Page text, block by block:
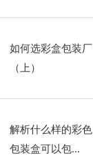
如何选彩盒包装厂
（上）
解析什么样的彩色
包装盒可以包...